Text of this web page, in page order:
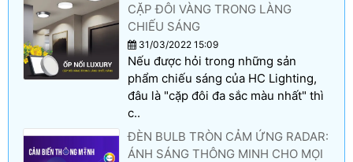
CẶP ĐÔI VÀNG TRONG LÀNG
CHIẾU SÁNG
31/03/2022 15:09
Nếu được hỏi trong những sản
phẩm chiếu sáng của HC Lighting,
đâu là "cặp đôi đa sắc màu nhất" thì
c..
ĐÈN BULB TRÒN CẢM ỨNG RADAR:
ÁNH SÁNG THÔNG MINH CHO MỌI